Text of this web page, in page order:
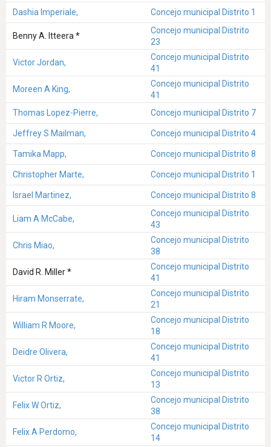
Dashia Imperiale,
Concejo municipal Distrito 1
Benny A. Itteera *
Concejo municipal Distrito
23
Victor Jordan,
Concejo municipal Distrito
41
Moreen A King,
Concejo municipal Distrito
41
Thomas Lopez-Pierre,
Concejo municipal Distrito 7
Jeffrey S Mailman, Concejo municipal Distrito 4
Tamika Mapp, Concejo municipal Distrito 8
Christopher Marte, Concejo municipal Distrito 1
Israel Martinez, Concejo municipal Distrito 8
Liam A McCabe,
Concejo municipal Distrito
43
Chris Miao,
Concejo municipal Distrito
38
David R. Miller *
Concejo municipal Distrito
41
Hiram Monserrate,
Concejo municipal Distrito
21
William R Moore,
Concejo municipal Distrito
18
Deidre Olivera,
Concejo municipal Distrito
41
Victor R Ortiz,
Concejo municipal Distrito
13
Felix W Ortiz,
Concejo municipal Distrito
38
Felix A Perdomo,
Concejo municipal Distrito
14